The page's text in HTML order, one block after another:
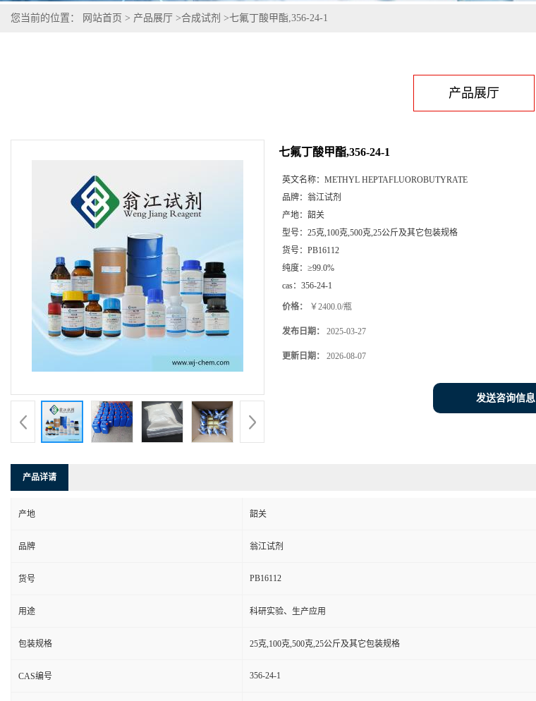
您当前的位置： 网站首页 > 产品展厅 >合成试剂 >七氟丁酸甲酯,356-24-1
产品展厅
七氟丁酸甲酯,356-24-1
英文名称： METHYL HEPTAFLUOROBUTYRATE
品牌： 翁江试剂
产地： 韶关
型号： 25克,100克,500克,25公斤及其它包装规格
货号： PB16112
纯度： ≥99.0%
cas： 356-24-1
价格： ￥2400.0/瓶
发布日期： 2025-03-27
更新日期： 2026-08-07
发送咨询信息
产品详请
产地 韶关
品牌 翁江试剂
货号 PB16112
用途 科研实验、生产应用
包装规格 25克,100克,500克,25公斤及其它包装规格
CAS编号 356-24-1